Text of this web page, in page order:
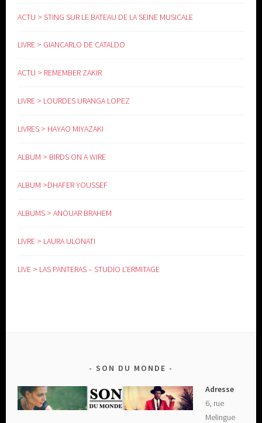
ACTU > STING SUR LE BATEAU DE LA SEINE MUSICALE
LIVRE > GIANCARLO DE CATALDO
ACTU > REMEMBER ZAKIR
LIVRE > LOURDES URANGA LOPEZ
LIVRES > HAYAO MIYAZAKI
ALBUM > BIRDS ON A WIRE
ALBUM >DHAFER YOUSSEF
ALBUMS > ANOUAR BRAHEM
LIVRE > LAURA ULONATI
LIVE > LAS PANTERAS – STUDIO L’ERMITAGE
SON DU MONDE
Adresse
6, rue
Melingue